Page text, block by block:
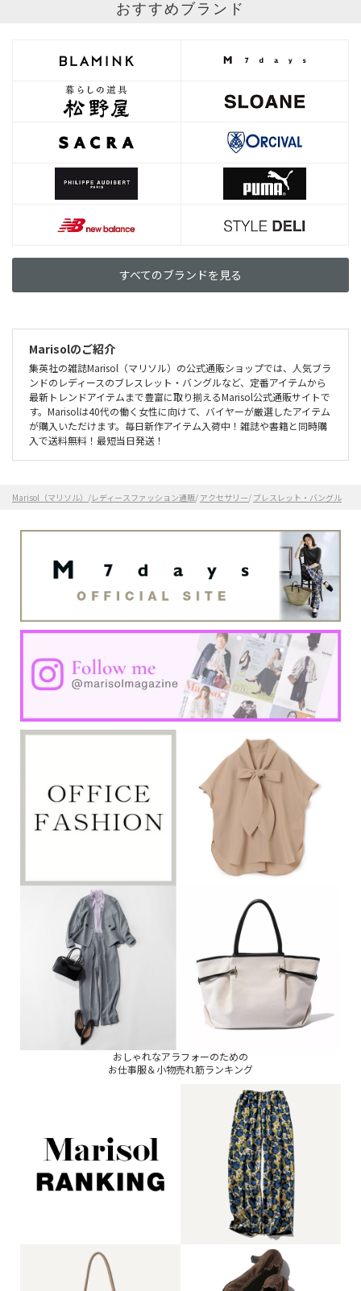
おすすめブランド
すべてのブランドを見る
Marisolのご紹介
集英社の雑誌Marisol（マリソル）の公式通販ショップでは、人気ブラ
ンドのレディースのブレスレット・バングルなど、定番アイテムから
最新トレンドアイテムまで豊富に取り揃えるMarisol公式通販サイトで
す。Marisolは40代の働く女性に向けて、バイヤーが厳選したアイテム
が購入いただけます。毎日新作アイテム入荷中！雑誌や書籍と同時購
入で送料無料！最短当日発送！
Marisol（マリソル） /レディースファッション通販/ アクセサリー/ ブレスレット・バングル
おしゃれなアラフォーのための
お仕事服＆小物売れ筋ランキング